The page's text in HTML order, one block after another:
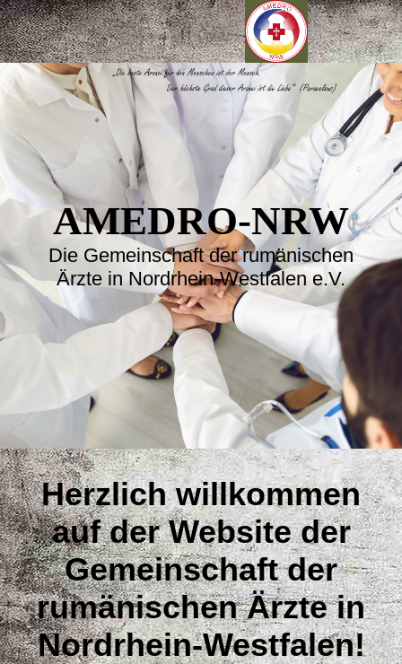
AMEDRO-NRW
Die Gemeinschaft der rumänischen
Ärzte in Nordrhein-Westfalen e.V.
Herzlich willkommen
auf der Website der
Gemeinschaft der
rumänischen Ärzte in
Nordrhein-Westfalen!